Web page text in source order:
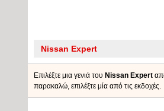
Επιλέξτε μια γενιά του Nissan Expert
παρακαλώ, επιλέξτε μία από τις εκδοχές.